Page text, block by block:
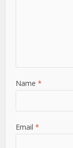
Name *
Email *